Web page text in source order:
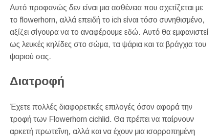
Αυτό προφανώς δεν είναι μια ασθένεια που σχετίζεται με
το flowerhorn, αλλά επειδή το ich είναι τόσο συνηθισμένο,
αξίζει σίγουρα να το αναφέρουμε εδώ. Αυτό θα εμφανιστεί
ως λευκές κηλίδες στο σώμα, τα ψάρια και τα βράγχια του
ψαριού σας.
Διατροφή
Έχετε πολλές διαφορετικές επιλογές όσον αφορά την
τροφή των Flowerhorn cichlid. Θα πρέπει να παίρνουν
αρκετή πρωτεΐνη, αλλά και να έχουν μια ισορροπημένη